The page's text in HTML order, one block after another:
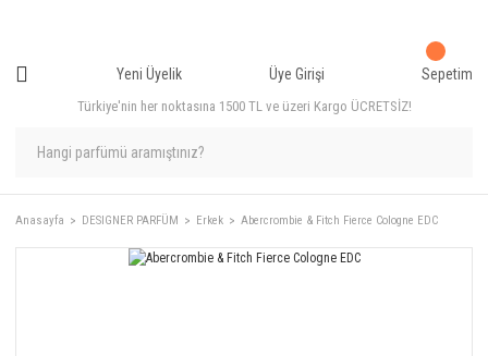
Türkiye'nin her noktasına 1500 TL ve üzeri Kargo ÜCRETSİZ!
Yeni Üyelik Üye Girişi Sepetim
Anasayfa DESIGNER PARFÜM Erkek Abercrombie & Fitch Fierce Cologne EDC